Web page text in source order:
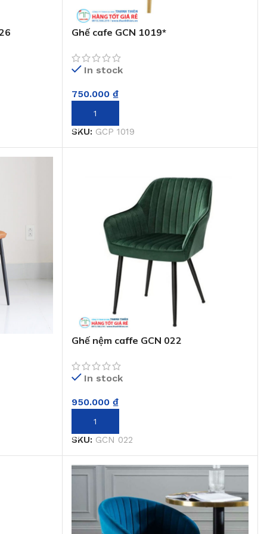
Ghế cafe GCN 1019*
In stock
750.000 ₫
THÊM VÀO GIỎ HÀNG
SKU: GCP 1019
Ghế nệm caffe GCN 022
In stock
950.000 ₫
THÊM VÀO GIỎ HÀNG
SKU: GCN 022